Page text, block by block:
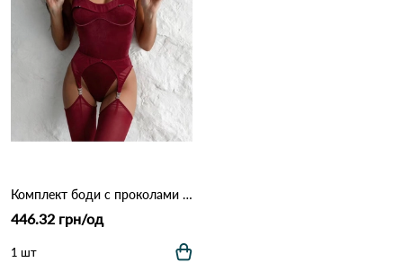
Комплект боди с проколами 1231 Бордовый
446.32 грн/од
1 шт